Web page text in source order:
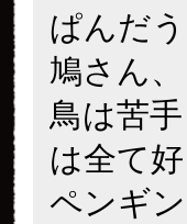
ぱんだ
鳩さん
鳥は苦
は全て
ペンギ